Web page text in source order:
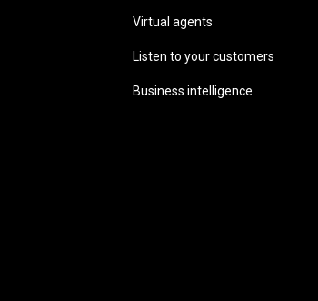
Virtual agents
Listen to your customers
Business intelligence